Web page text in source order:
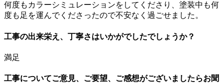
何度もカラーシミュレーションをしてくださり、塗装中も何
度も足を運んでくださったので不安なく過ごせました。
工事の出来栄え、丁寧さはいかがでしたでしょうか？
満足
工事についてご意見、ご要望、ご感想がございましたらお聞